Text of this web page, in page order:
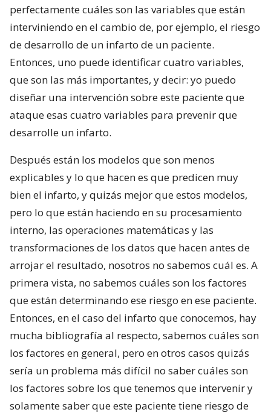
perfectamente cuáles son las variables que están
interviniendo en el cambio de, por ejemplo, el riesgo
de desarrollo de un infarto de un paciente.
Entonces, uno puede identificar cuatro variables,
que son las más importantes, y decir: yo puedo
diseñar una intervención sobre este paciente que
ataque esas cuatro variables para prevenir que
desarrolle un infarto.
Después están los modelos que son menos
explicables y lo que hacen es que predicen muy
bien el infarto, y quizás mejor que estos modelos,
pero lo que están haciendo en su procesamiento
interno, las operaciones matemáticas y las
transformaciones de los datos que hacen antes de
arrojar el resultado, nosotros no sabemos cuál es. A
primera vista, no sabemos cuáles son los factores
que están determinando ese riesgo en ese paciente.
Entonces, en el caso del infarto que conocemos, hay
mucha bibliografía al respecto, sabemos cuáles son
los factores en general, pero en otros casos quizás
sería un problema más difícil no saber cuáles son
los factores sobre los que tenemos que intervenir y
solamente saber que este paciente tiene riesgo de